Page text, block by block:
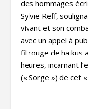
des hommages
Sylvie Reff,
vivant et son
avec un appel à
fil rouge de haïkus
heures, incarnant
(« Sorge ») de cet